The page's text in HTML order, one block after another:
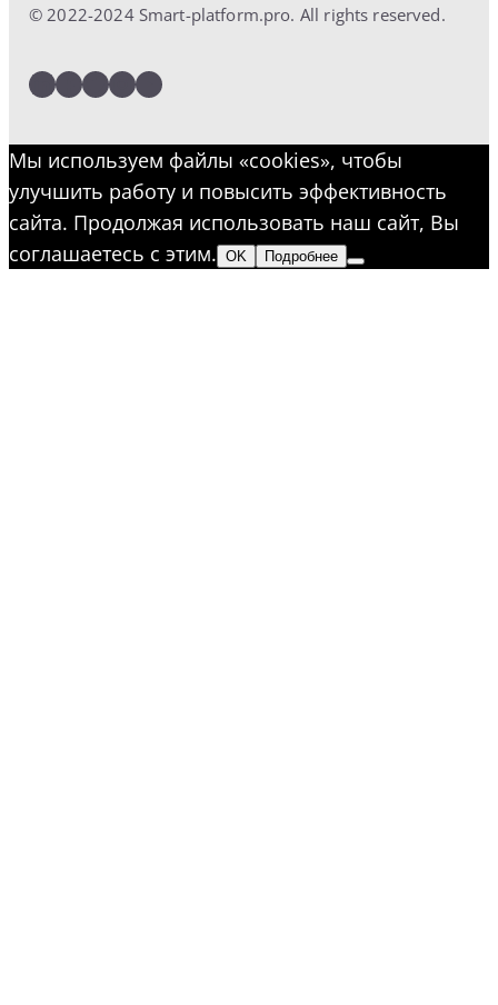
© 2022-2024 Smart-platform.pro. All rights reserved.
LinkedIn
Facebook
Twitter
Instagram
YouTube
Мы используем файлы «cookies», чтобы
улучшить работу и повысить эффективность
сайта. Продолжая использовать наш сайт, Вы
соглашаетесь с этим. OK Подробнее